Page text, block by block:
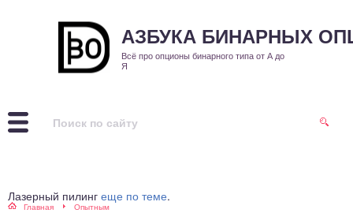
АЗБУКА БИНАРНЫХ
Всё про опционы бинарного типа от А до
Я
Лазерный пилинг еще по теме.
Главная Опытным